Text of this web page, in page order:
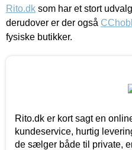
Rito.dk som har et stort
derudover er der også
fysiske butikker.
Rito.dk er kort sagt en
kundeservice, hurtig
de sælger både til private,